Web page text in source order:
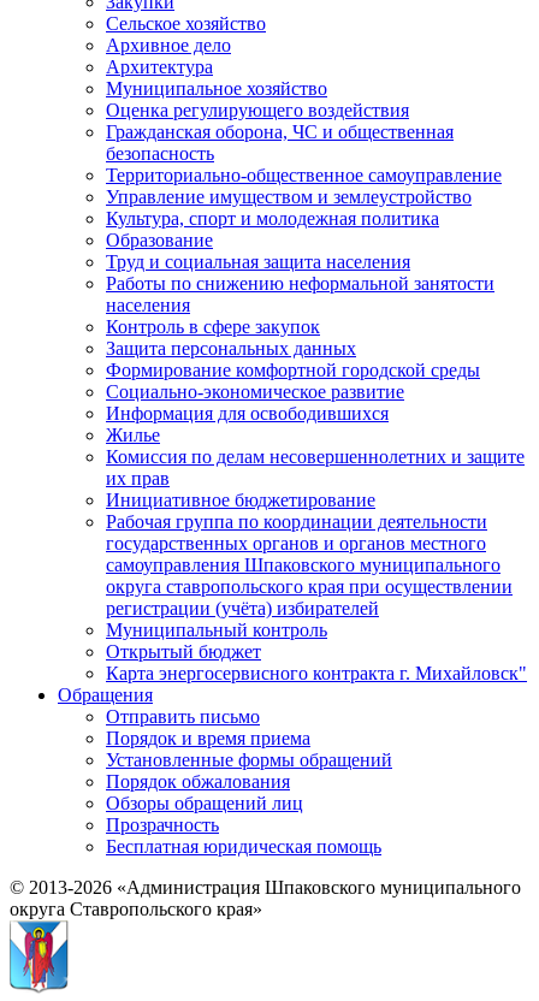
Сельское хозяйство
Архивное дело
Архитектура
Муниципальное хозяйство
Оценка регулирующего воздействия
Гражданская оборона, ЧС и общественная
безопасность
Территориально-общественное самоуправление
Управление имуществом и землеустройство
Культура, спорт и молодежная политика
Образование
Труд и социальная защита населения
Работы по снижению неформальной занятости
населения
Контроль в сфере закупок
Защита персональных данных
Формирование комфортной городской среды
Социально-экономическое развитие
Информация для освободившихся
Жилье
Комиссия по делам несовершеннолетних и защите
их прав
Инициативное бюджетирование
Рабочая группа по координации деятельности
государственных органов и органов местного
самоуправления Шпаковского муниципального
округа ставропольского края при осуществлении
регистрации (учёта) избирателей
Муниципальный контроль
Открытый бюджет
Карта энергосервисного контракта г. Михайловск"
Обращения
Отправить письмо
Порядок и время приема
Установленные формы обращений
Порядок обжалования
Обзоры обращений лиц
Прозрачность
Бесплатная юридическая помощь
© 2013-2026 «Администрация Шпаковского муниципального
округа Ставропольского края»